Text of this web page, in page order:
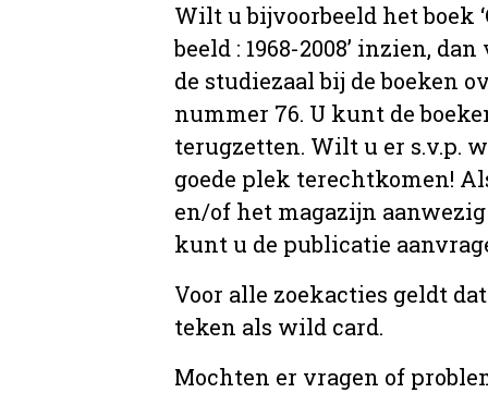
Wilt u bijvoorbeeld het boek
beeld : 1968-2008’ inzien,
de studiezaal bij de boeken
nummer 76. U kunt de
terugzetten. Wilt u er s.v.p.
goede plek terechtkomen!
en/of het magazijn
kunt u de publicatie
Voor alle zoekacties geldt
teken als wild card.
Mochten er vragen of